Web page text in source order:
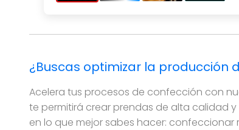
¿Buscas optimizar la
Acelera tus procesos de confección con
te permitirá crear prendas de alta calidad
en lo que mejor sabes hacer: